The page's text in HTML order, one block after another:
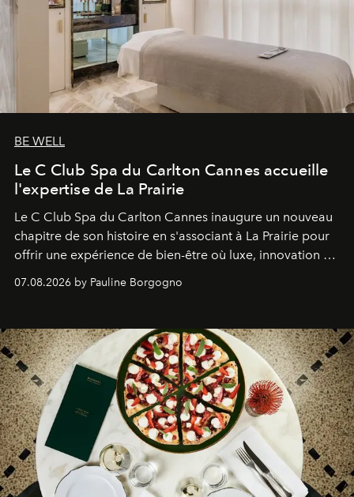
BE WELL
Le C Club Spa du Carlton Cannes accueille
l'expertise de La Prairie
Le C Club Spa du Carlton Cannes inaugure un nouveau
chapitre de son histoire en s'associant à La Prairie pour
offrir une expérience de bien-être où luxe, innovation et
expertise se rencontrent.
07.08.2026 by Pauline Borgogno